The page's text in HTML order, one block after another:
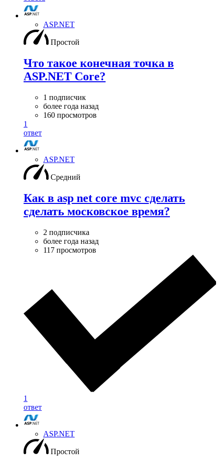
ASP.NET
Простой
Что такое конечная точка в
ASP.NET Core?
1 подписчик
более года назад
160 просмотров
1
ответ
ASP.NET
Средний
Как в asp net core mvc сделать
сделать московское время?
2 подписчика
более года назад
117 просмотров
1
ответ
ASP.NET
Простой